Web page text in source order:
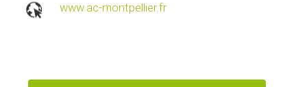
www.ac-montpellier.fr